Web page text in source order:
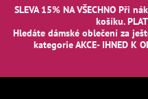
SLEVA 15% NA VŠECHNO Při
košíku.
Hledáte dámské oblečení za
kategorie AKCE- IHNED K